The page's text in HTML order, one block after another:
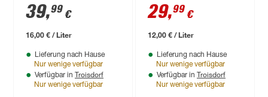
dunkelgrün matt 2,5
l
39,99 €
16,00 € / Liter
Lieferung nach Hause
Nur wenige verfügbar
Verfügbar in Troisdorf
Nur wenige verfügbar
2,5 l
29,99 €
12,00 € / Liter
Lieferung nach Hause
Nur wenige verfügbar
Verfügbar in Troisdorf
Nur wenige verfügbar